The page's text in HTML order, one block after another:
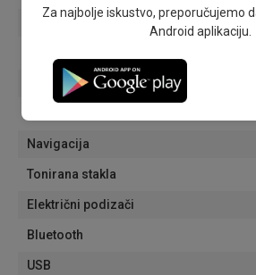
Senzori za kisu
Električni retrovizori
Navigacija
Tonirana stakla
Električni podizači
Bluetooth
USB
Za najbolje iskustvo, preporučujemo
Android aplikaciju.